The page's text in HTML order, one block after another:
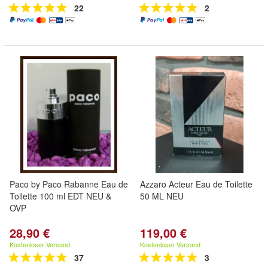
22 2
Paco by Paco Rabanne Eau de
Toilette 100 ml EDT NEU &
OVP
28,90 €
Kostenloser Versand
37
Azzaro Acteur Eau de Toilette
50 ML NEU
119,00 €
Kostenloser Versand
3